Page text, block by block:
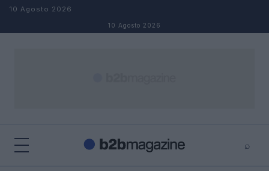
Salta al contenuto
10 Agosto 2026
10 Agosto 2026
⌕